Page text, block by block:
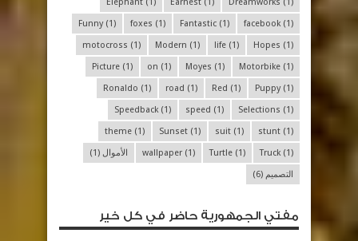
facebook (1)
Fantastic (1)
foxes (1)
Funny(1)
Hopes (1)
life (1)
Modern (1)
motocross (1)
Motorbike (1)
Moyes (1)
on (1)
Picture (1)
Puppy(1)
Red (1)
road (1)
Ronaldo (1)
Selections (1)
speed (1)
Speedback (1)
stunt (1)
suit (1)
Sunset (1)
theme (1)
Truck (1)
Turtle (1)
wallpaper (1) الأموال (1)
التصميم (6)
مفتي الجمهورية حاضر في كل خير